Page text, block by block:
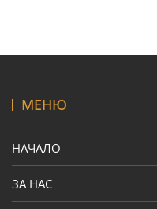
МЕНЮ
НАЧАЛО
ЗА НАС